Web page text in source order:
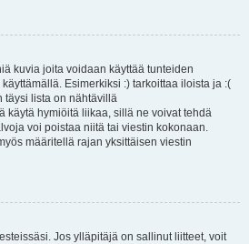
kuvia joita voidaan käyttää tunteiden
Esimerkiksi :) tarkoittaa iloista ja :(
täysi lista on nähtävillä
käytä hymiöitä liikaa, sillä ne voivat tehdä
voi poistaa niitä tai viestin kokonaan.
määritellä rajan yksittäisen viestin
Jos ylläpitäjä on sallinut liitteet, voit